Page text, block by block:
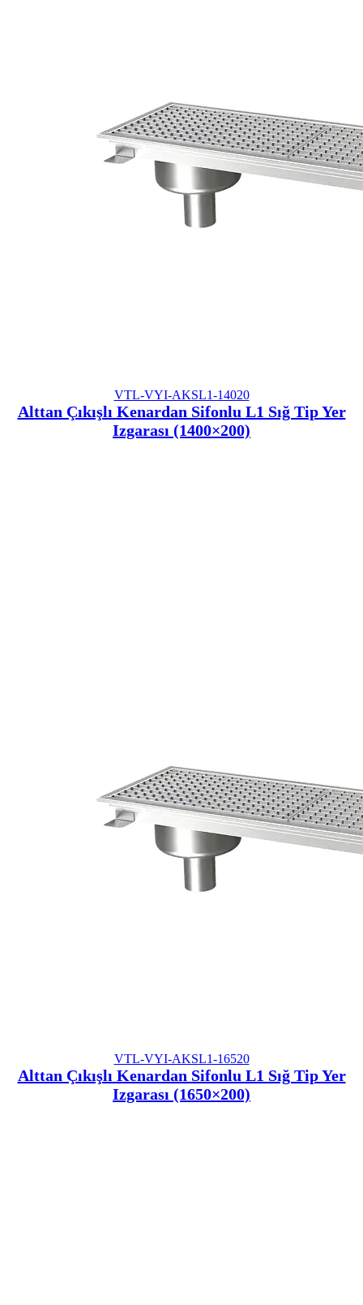
VTL-VYI-AKSL1-14020
Alttan Çıkışlı Kenardan Sifonlu L1 Sığ Tip Yer
Izgarası (1400×200)
VTL-VYI-AKSL1-16520
Alttan Çıkışlı Kenardan Sifonlu L1 Sığ Tip Yer
Izgarası (1650×200)